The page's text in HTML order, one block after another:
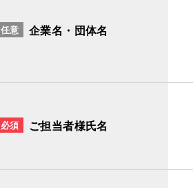
任意 企業名・団体名
必須 ご担当者様氏名